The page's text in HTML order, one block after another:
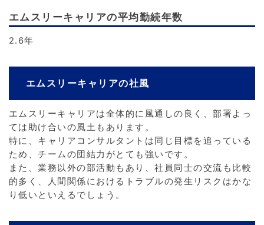
エムスリーキャリアの平均勤続年数
2.6年
エムスリーキャリアの社風
エムスリーキャリアは全体的に風通しの良く、部署よっ
ては助け合いの風土もあります。
特に、キャリアコンサルタントは同じ目標を追っている
ため、チームの団結力がとても強いです。
また、業務以外の部活動もあり、社員同士の交流も比較
的多く、人間関係におけるトラブルの発生リスクはかな
り低いといえるでしょう。